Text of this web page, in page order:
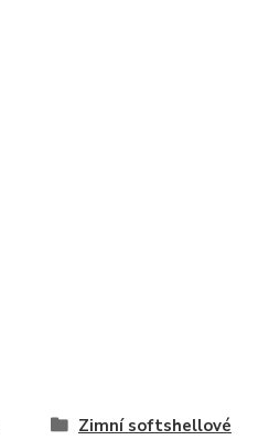
Zimní softshellové